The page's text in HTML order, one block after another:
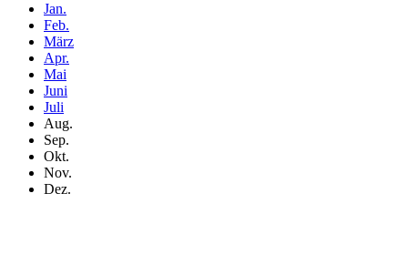
Jan.
Feb.
März
Apr.
Mai
Juni
Juli
Aug.
Sep.
Okt.
Nov.
Dez.